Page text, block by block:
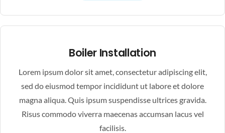
Boiler Installation
Lorem ipsum dolor sit amet, consectetur adipiscing elit,
sed do eiusmod tempor incididunt ut labore et dolore
magna aliqua. Quis ipsum suspendisse ultrices gravida.
Risus commodo viverra maecenas accumsan lacus vel
facilisis.